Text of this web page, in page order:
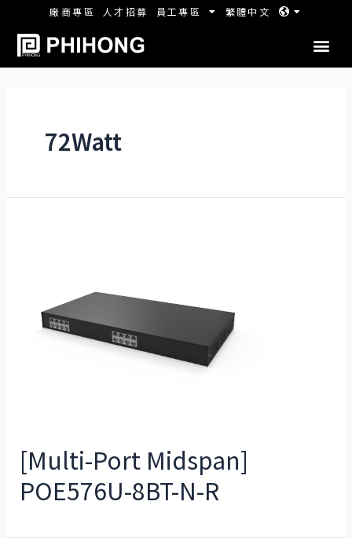
廠商專區 人才招募 員工專區 繁體中文
72Watt
[Multi-Port Midspan]
POE576U-8BT-N-R